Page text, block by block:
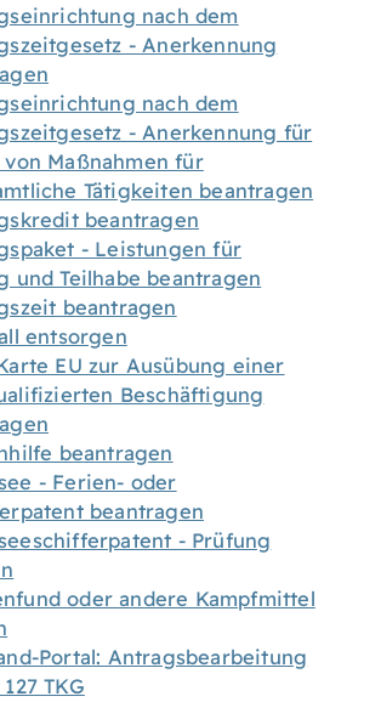
nach dem
- Anerkennung
nach dem
- Anerkennung für
von Maßnahmen für
Tätigkeiten beantragen
beantragen
- Leistungen für
und Teilhabe beantragen
beantragen
entsorgen
EU zur Ausübung einer
Beschäftigung
beantragen
- Ferien- oder
beantragen
- Prüfung
oder andere Kampfmittel
Portal: Antragsbearbeitung
TKG